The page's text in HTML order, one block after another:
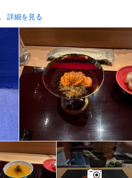
詳細を見る